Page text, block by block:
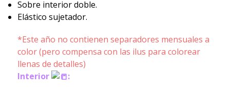
Sobre interior doble.
Elástico sujetador.
*Este año no contienen separadores mensuales a
color (pero compensa con las ilus para colorear
llenas de detalles)
Interior
: